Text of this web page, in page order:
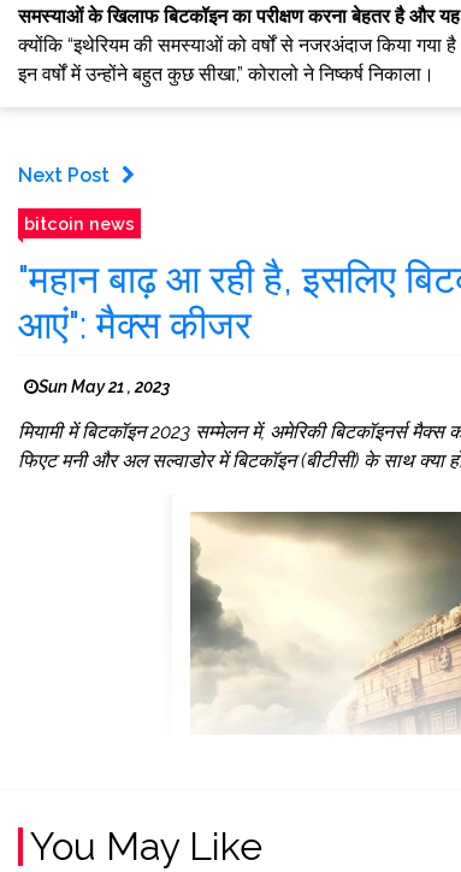
समस्याओं के खिलाफ बिटकॉइन का परीक्षण करना बेहतर है और यह
क्योंकि “इथेरियम की समस्याओं को वर्षों से नजरअंदाज किया गया
इन वर्षों में उन्होंने बहुत कुछ सीखा,” कोरालो ने निष्कर्ष निकाला।
Next Post
bitcoin news
"महान बाढ़ आ रही है, इसलिए
आएं": मैक्स कीजर
Sun May 21 , 2023
मियामी में बिटकॉइन 2023 सम्मेलन में, अमेरिकी बिटकॉइनर्स मैक्स
फिएट मनी और अल सल्वाडोर में बिटकॉइन (बीटीसी) के साथ क्या
You May Like